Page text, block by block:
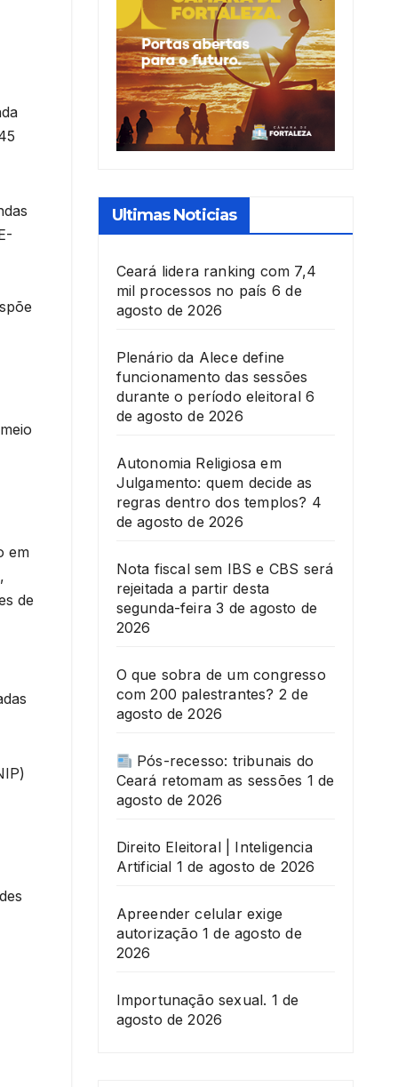
em
de
Ultimas Noticias
Ceará lidera ranking com 7,4
mil processos no país 6 de
agosto de 2026
Plenário da Alece define
funcionamento das sessões
durante o período eleitoral 6
de agosto de 2026
Autonomia Religiosa em
Julgamento: quem decide as
regras dentro dos templos? 4
de agosto de 2026
Nota fiscal sem IBS e CBS será
rejeitada a partir desta
segunda-feira 3 de agosto de
2026
O que sobra de um congresso
com 200 palestrantes? 2 de
agosto de 2026
Pós-recesso: tribunais do
Ceará retomam as sessões 1 de
agosto de 2026
Direito Eleitoral | Inteligencia
Artificial 1 de agosto de 2026
Apreender celular exige
autorização 1 de agosto de
2026
Importunação sexual. 1 de
agosto de 2026